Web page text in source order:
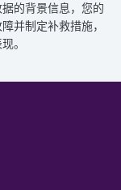
的背景信息，您的
并制定补救措施，
。